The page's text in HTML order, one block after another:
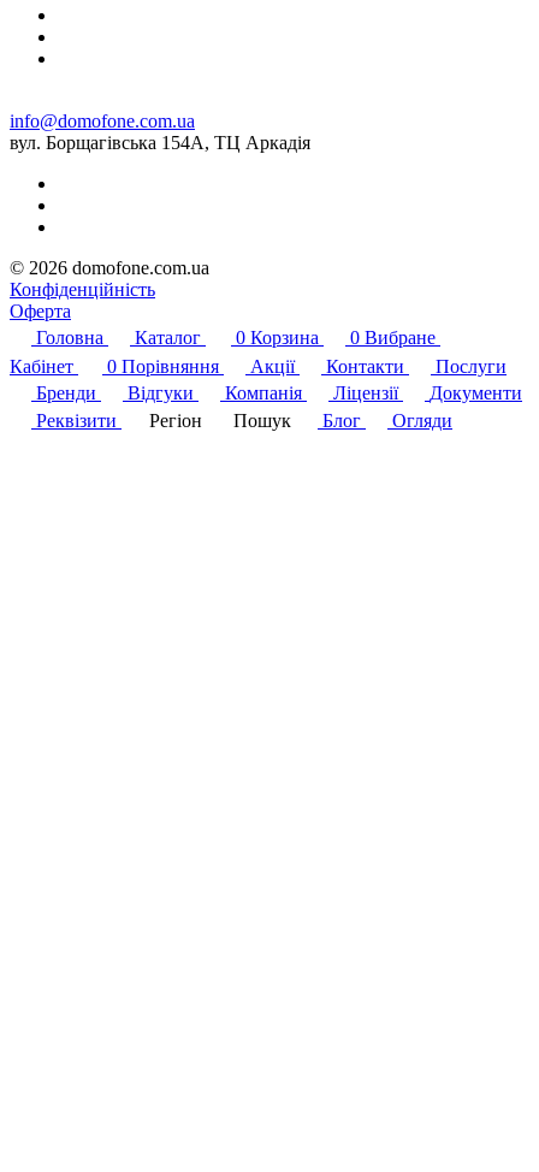
info@domofone.com.ua
вул. Борщагівська 154А, ТЦ Аркадія
© 2026 domofone.com.ua
Конфіденційність
Оферта
Головна
Каталог 0 Корзина 0 Вибране
Кабінет
0 Порівняння Акції Контакти
Послуги
Бренди
Відгуки Компанія Ліцензії
Документи
Реквізити
Регіон Пошук Блог Огляди